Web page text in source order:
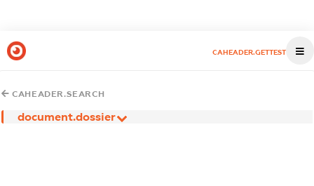
CAHEADER.GETTEST
CAHEADER.SEARCH
document.dossier